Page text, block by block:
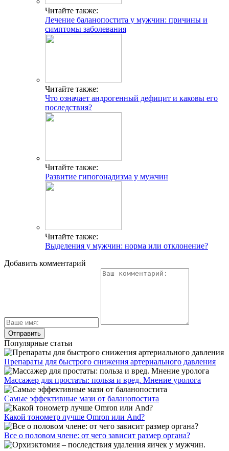
Читайте также:
Лечение баланопостита у мужчин: причины и
симптомы заболевания
Читайте также:
Что означает андрогенный дефицит и каковы его
последствия?
Читайте также:
Развитие гипогонадизма у мужчин
Читайте также:
Выделения у мужчин: норма или отклонение?
Добавить комментарий
Популярные статьи
Препараты для быстрого снижения артериального давления
Массажер для простаты: польза и вред. Мнение уролога
Самые эффективные мази от баланопостита
Какой тонометр лучше Omron или And?
Все о половом члене: от чего зависит размер органа?